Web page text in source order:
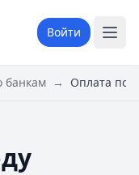
Войти
банкам → Оплата по